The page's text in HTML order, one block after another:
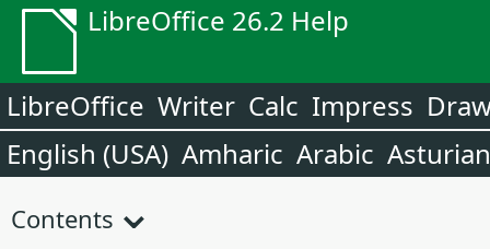
LibreOffice 26.2 Help
LibreOffice Writer Calc Impress
English (USA) Amharic Arabic Asturian
Contents